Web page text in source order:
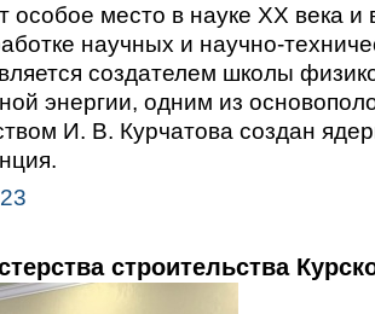
особое место в науке XX века
научных и научно-
создателем школы
энергии, одним из
И. В. Курчатова создан
строительства